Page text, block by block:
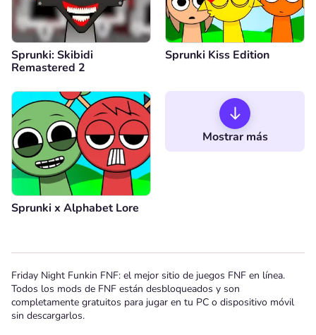
Sprunki: Skibidi
Remastered 2
Sprunki Kiss Edition
Sprunki x Alphabet Lore
Mostrar más
Friday Night Funkin FNF: el mejor sitio de juegos FNF en línea.
Todos los mods de FNF están desbloqueados y son
completamente gratuitos para jugar en tu PC o dispositivo móvil
sin descargarlos.